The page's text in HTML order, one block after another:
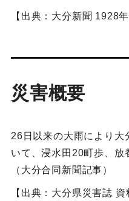
【出典：大分新聞 1928
災害概要
26日以来の大雨により大
いて、浸水田20町歩、
（大分合同新聞記事）
【出典：大分県災害誌 資